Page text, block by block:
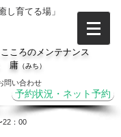
育てる場」
ころのメンテナンス
庸 （みち）
問い合わせ
予約状況・ネット予約
22：00